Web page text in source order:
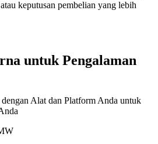
keputusan pembelian yang lebih
untuk Pengalaman
Alat dan Platform Anda untuk